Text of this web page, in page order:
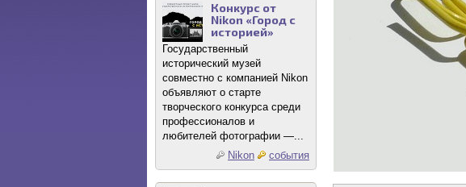
Конкурс от
Nikon «Город с
историей»
Государственный
исторический музей
совместно с компанией Nikon
объявляют о старте
творческого конкурса среди
профессионалов и
любителей фотографии —...
Nikon
события